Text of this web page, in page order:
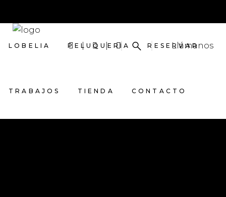
LOBELIA PELUQUERÍA RESERVAR
TRABAJOS TIENDA CONTACTO
Llámanos